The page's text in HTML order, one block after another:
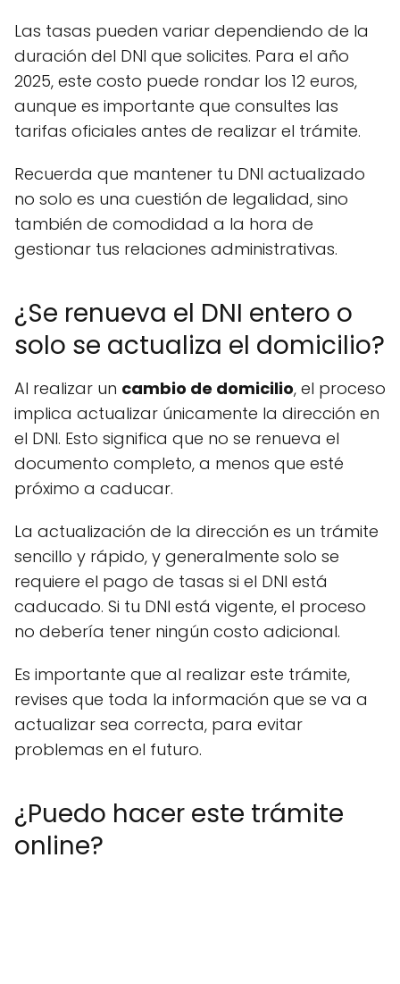
Las tasas pueden variar dependiendo de la
duración del DNI que solicites. Para el año
2025, este costo puede rondar los 12 euros,
aunque es importante que consultes las
tarifas oficiales antes de realizar el trámite.
Recuerda que mantener tu DNI actualizado
no solo es una cuestión de legalidad, sino
también de comodidad a la hora de
gestionar tus relaciones administrativas.
¿Se renueva el DNI entero o
solo se actualiza el domicilio?
Al realizar un cambio de domicilio, el proceso
implica actualizar únicamente la dirección en
el DNI. Esto significa que no se renueva el
documento completo, a menos que esté
próximo a caducar.
La actualización de la dirección es un trámite
sencillo y rápido, y generalmente solo se
requiere el pago de tasas si el DNI está
caducado. Si tu DNI está vigente, el proceso
no debería tener ningún costo adicional.
Es importante que al realizar este trámite,
revises que toda la información que se va a
actualizar sea correcta, para evitar
problemas en el futuro.
¿Puedo hacer este trámite
online?